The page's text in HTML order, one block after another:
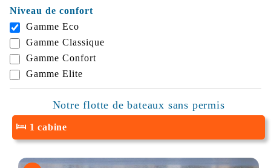
Niveau de confort
Gamme Eco
Gamme Classique
Gamme Confort
Gamme Elite
Notre flotte de bateaux sans permis
1 cabine